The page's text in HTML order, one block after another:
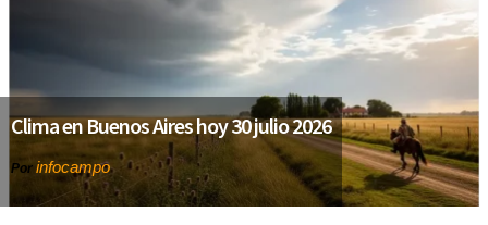
Clima en Buenos Aires hoy 30 julio 2026
Por infocampo